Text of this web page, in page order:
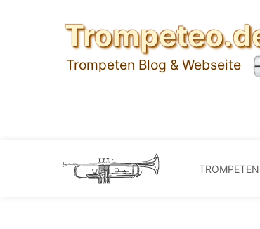
Trompeten Blog & Webseite
TROMPETEN